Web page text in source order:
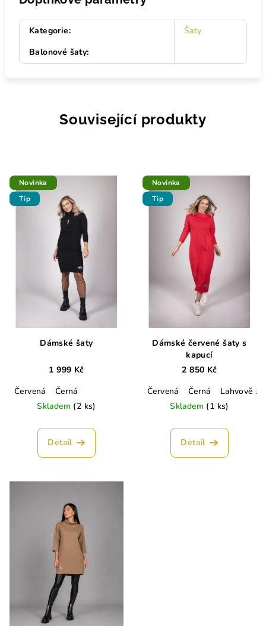
Kategorie:
Šaty
Balonové šaty:
Související produkty
Novinka
Tip
Dámské šaty
1 999 Kč
Červená
Černá
Skladem (2 ks)
Detail
Novinka
Tip
Dámské červené šaty s
kapucí
2 850 Kč
Červená
Černá
Lahvově
Skladem (1 ks)
Detail